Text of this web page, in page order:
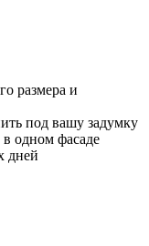
размера и
под вашу задумку
одном фасаде
дней